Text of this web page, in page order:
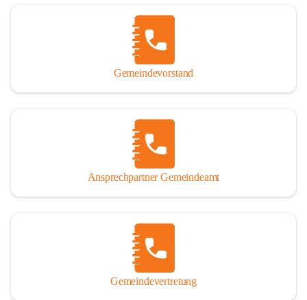
Gemeindevorstand
Ansprechpartner Gemeindeamt
Gemeindevertretung